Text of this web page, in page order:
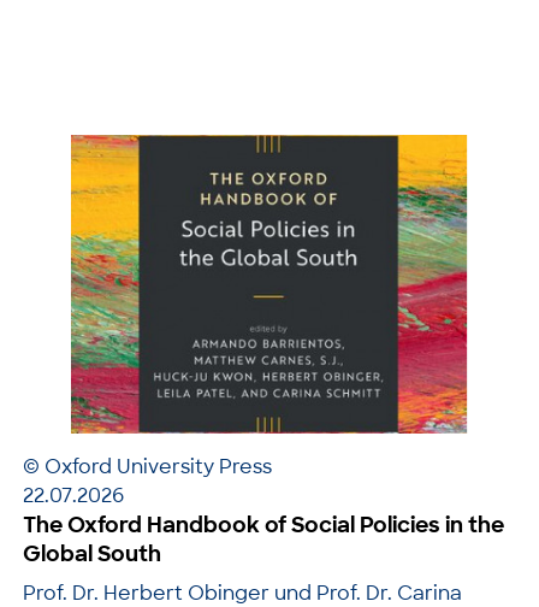
© Oxford University Press
22.07.2026
The Oxford Handbook of Social Policies in the
Global South
Prof. Dr. Herbert Obinger und Prof. Dr. Carina